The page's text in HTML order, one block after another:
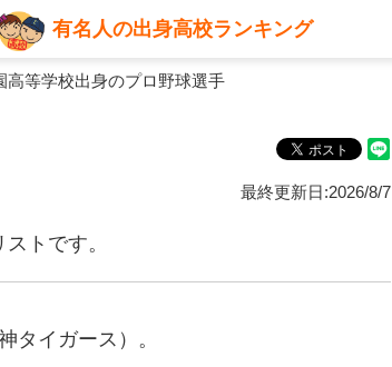
有名人の出身高校ランキング
高等学校出身のプロ野球選手
最終更新日:2026/8/7
トです。
タイガース）。